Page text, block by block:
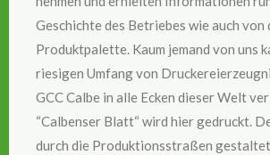
Geschichte des Betriebes wie auch von
Produktpalette. Kaum jemand von uns
riesigen Umfang von
GCC Calbe in alle Ecken dieser Welt
“Calbenser Blatt“ wird hier gedruckt.
durch die Produktionsstraßen